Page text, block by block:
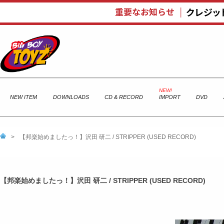
NEW ITEM DOWNLOADS CD & RECORD IMPORT DVD
> 【邦楽始めましたっ！】沢田 研二 / STRIPPER (USED RECORD)
【邦楽始めましたっ！】沢田 研二 / STRIPPER (USED RECORD)